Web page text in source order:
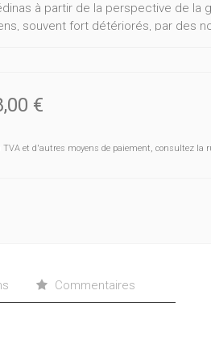
à partir de la perspective de la
souvent fort détériorés, par des
et cosmopolitisme. Tout
partagent avec le modèle
la sauvegarde du patrimoine
€
et d'autres moyens de paiement, consultez la
Commentaires